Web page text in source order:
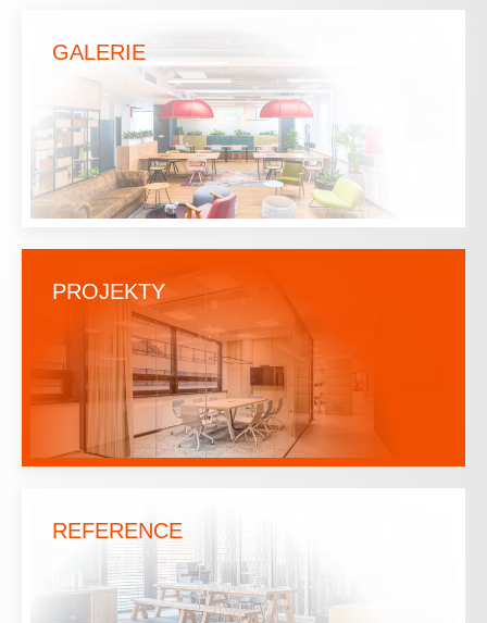
GALERIE
PROJEKTY
REFERENCE